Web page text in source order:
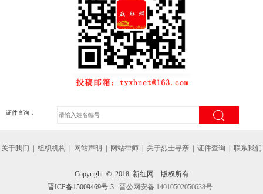
证件查询：
关于我们 | 组织机构 | 网站声明 | 网站律师 | 关于烈士寻亲 | 证件查询 | 联系我们
Copyright © 2018 新红网 版权所有
晋ICP备15009469号-3 晋公网安备 14010502050638号